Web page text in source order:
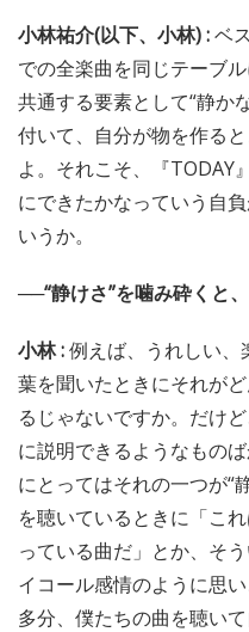
小林祐介(以下、小林) :ベ
での全楽曲を同じテーブ
共通する要素として“静か
付いて、自分が物を作る
よ。それこそ、『TODAY
にできたかなっていう自
いうか。
──“静けさ”を噛み砕くと
小林 :例えば、うれしい、
葉を聞いたときにそれが
るじゃないですか。だけ
に説明できるようなもの
にとってはそれの一つが“
を聴いているときに「こ
っている曲だ」とか、そ
イコール感情のように思
多分、僕たちの曲を聴い